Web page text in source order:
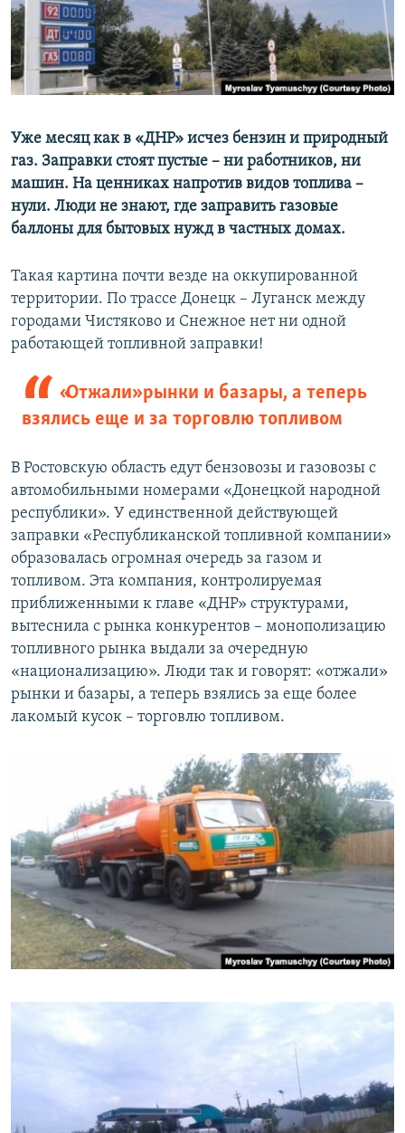
ПОБЕДИТЕЛЕЙ НЕ СУДЯТ?
КРЫМ.НЕПОКОРЕННЫЙ
ELIFBE
ПРИСОЕДИНЯЙТЕСЬ!
Все сайты RFE/RL
Уже месяц как в «ДНР» исчез бензин и природный
газ. Заправки стоят пустые – ни работников, ни
машин. На ценниках напротив видов топлива –
нули. Люди не знают, где заправить газовые
баллоны для бытовых нужд в частных домах.
Такая картина почти везде на оккупированной
территории. По трассе Донецк – Луганск между
городами Чистяково и Снежное нет ни одной
работающей топливной заправки!
«Отжали» рынки и базары, а теперь
взялись еще и за торговлю топливом
В Ростовскую область едут бензовозы и газовозы с
автомобильными номерами «Донецкой народной
республики». У единственной действующей
заправки «Республиканской топливной компании»
образовалась огромная очередь за газом и
топливом. Эта компания, контролируемая
приближенными к главе «ДНР» структурами,
вытеснила с рынка конкурентов – монополизацию
топливного рынка выдали за очередную
«национализацию». Люди так и говорят: «отжали»
рынки и базары, а теперь взялись за еще более
лакомый кусок – торговлю топливом.